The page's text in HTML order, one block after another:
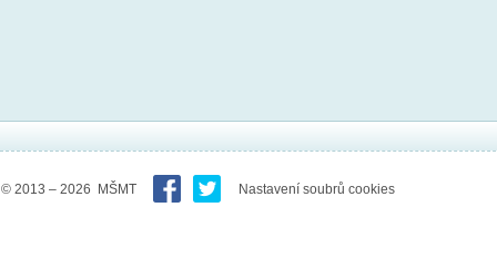
© 2013 – 2026 MŠMT Nastavení soubrů cookies